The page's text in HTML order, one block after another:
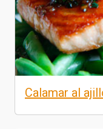
Calamar al